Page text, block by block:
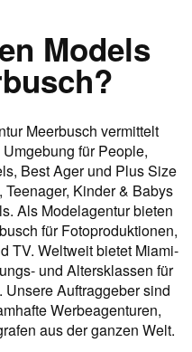
Models
Meerbusch vermittelt
für People,
Best Ager und Plus Size
Kinder & Babys
Als Modelagentur bieten
für Fotoproduktionen,
TV. Weltweit bietet Miami-
und Altersklassen für
Auftraggeber sind
Werbeagenturen,
aus der ganzen Welt.